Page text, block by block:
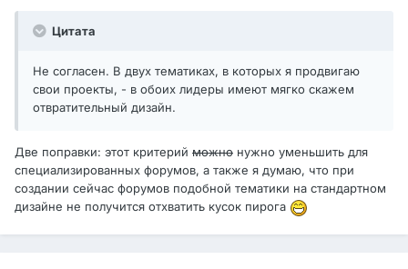
Цитата
Не согласен. В двух тематиках, в которых я продвигаю
свои проекты, - в обоих лидеры имеют мягко скажем
отвратительный дизайн.
Две поправки: этот критерий можно нужно уменьшить для
специализированных форумов, а также я думаю, что при
создании сейчас форумов подобной тематики на стандартном
дизайне не получится отхватить кусок пирога